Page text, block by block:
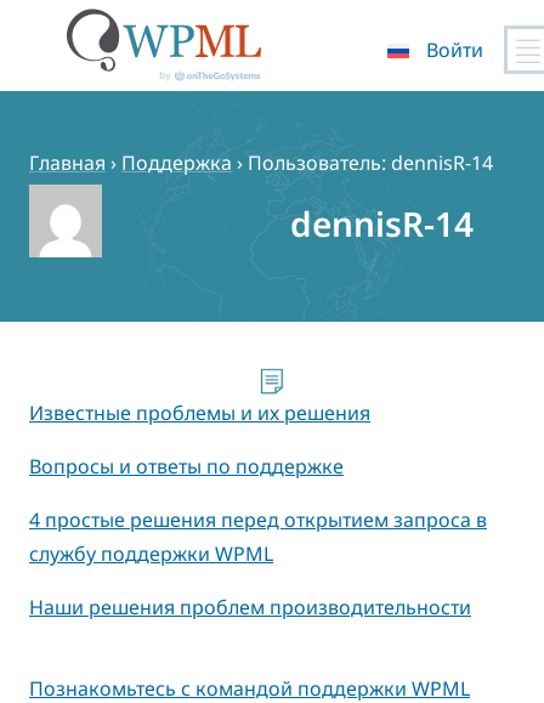
содержимому
Войти
Главная › Поддержка › Пользователь: dennisR-14
dennisR-14
Известные проблемы и их решения
Вопросы и ответы по поддержке
4 простые решения перед открытием запроса в
службу поддержки WPML
Наши решения проблем производительности
Познакомьтесь с командой поддержки WPML